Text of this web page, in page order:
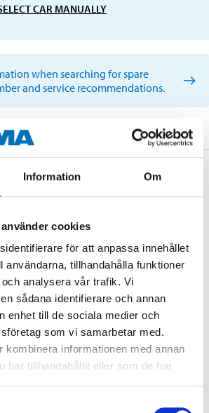
Information Om
cookies
för att anpassa innehållet
användarna, tillhandahålla funktioner
analysera vår trafik. Vi
sådana identifierare och annan
enhet till de sociala medier och
som vi samarbetar med.
kombinera informationen med annan
har tillhandahållit eller som de har
CAR MANUALLY
when searching for spare
and service recommendations.
with rubber bearings.
Front axle